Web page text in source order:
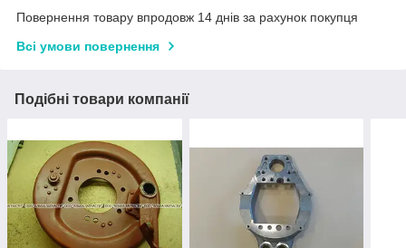
Повернення товару впродовж 14 днів за рахунок покупця
Всі умови повернення
Подібні товари компанії